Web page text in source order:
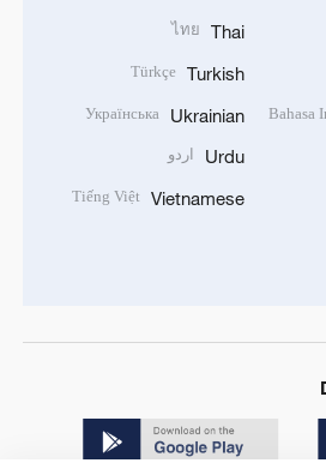
Bahasa
Thai
ไทย
Turkish
Türkçe
Ukrainian
Українська
Urdu اردو
Vietnamese
Tiếng Việt